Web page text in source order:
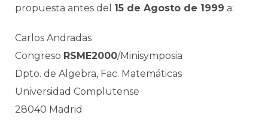
propuesta antes del 15 de Agosto de 1999 a:
Carlos Andradas
Congreso RSME2000/Minisymposia
Dpto. de Algebra, Fac. Matemáticas
Universidad Complutense
28040 Madrid